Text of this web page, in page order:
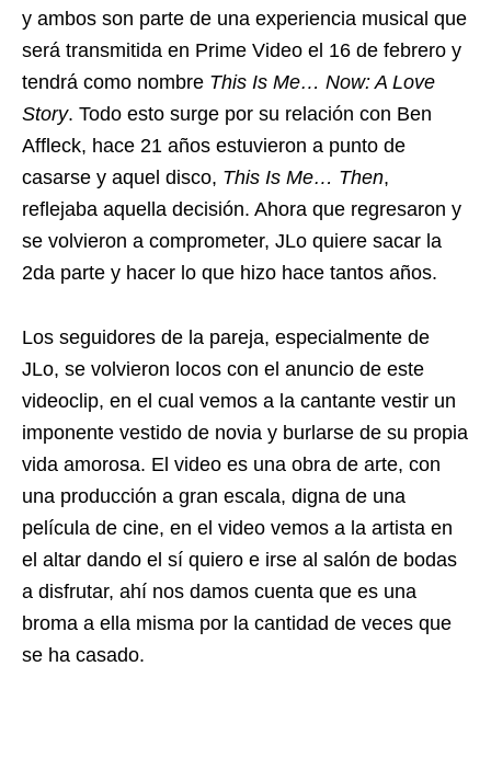
y ambos son parte de una experiencia musical que
será transmitida en Prime Video el 16 de febrero y
tendrá como nombre This Is Me… Now: A Love
Story. Todo esto surge por su relación con Ben
Affleck, hace 21 años estuvieron a punto de
casarse y aquel disco, This Is Me… Then,
reflejaba aquella decisión. Ahora que regresaron y
se volvieron a comprometer, JLo quiere sacar la
2da parte y hacer lo que hizo hace tantos años.
Los seguidores de la pareja, especialmente de
JLo, se volvieron locos con el anuncio de este
videoclip, en el cual vemos a la cantante vestir un
imponente vestido de novia y burlarse de su propia
vida amorosa. El video es una obra de arte, con
una producción a gran escala, digna de una
película de cine, en el video vemos a la artista en
el altar dando el sí quiero e irse al salón de bodas
a disfrutar, ahí nos damos cuenta que es una
broma a ella misma por la cantidad de veces que
se ha casado.